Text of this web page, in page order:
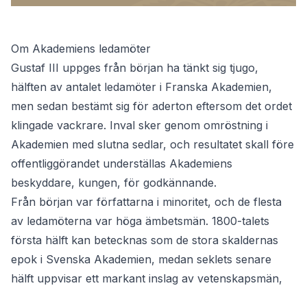
Om Akademiens ledamöter
Gustaf III uppges från början ha tänkt sig tjugo,
hälften av antalet ledamöter i Franska Akademien,
men sedan bestämt sig för aderton eftersom det ordet
klingade vackrare. Inval sker genom omröstning i
Akademien med slutna sedlar, och resultatet skall före
offentliggörandet underställas Akademiens
beskyddare, kungen, för godkännande.
Från början var författarna i minoritet, och de flesta
av ledamöterna var höga ämbetsmän. 1800-talets
första hälft kan betecknas som de stora skaldernas
epok i Svenska Akademien, medan seklets senare
hälft uppvisar ett markant inslag av vetenskapsmän,